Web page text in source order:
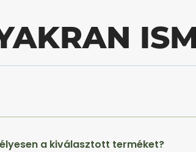
a kiválasztott terméket?